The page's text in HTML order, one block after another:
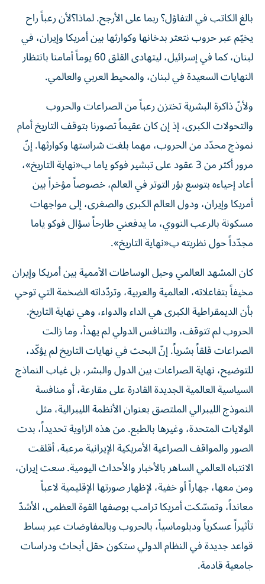
بالغ الكاتب في التفاؤل؟ ربما على الأرجح. لماذا؟لأن رعباً راح
يخيّم عبر حروب نتعثر بدخانها وكوارثها بين أمريكا وإيران، في
لبنان، كما في إسرائيل، ليتهادى القلق 60 يوماً أمامنا بانتظار
النهايات السعيدة في لبنان، والمحيط العربي والعالمي.
ولأنّ ذاكرة البشرية تختزن رعباً من الصراعات والحروب
والتحولات الكبرى، إذ إن كان عقيماً تصورنا بتوقف التاريخ أمام
نموذج محدّد من الحروب، مهما بلغت شراستها وكوارثها. إنّ
مرور أكثر من 3 عقود على تبشير فوكو ياما ب«نهاية التاريخ»،
أعاد إحياءه بتوسع بؤر التوتر في العالم، خصوصاً مؤخراً بين
أمريكا وإيران، ودول العالم الكبرى والصغرى، إلى مواجهات
مسكونة بالرعب النووي، ما يدفعني طارحاً سؤال فوكو ياما
مجدّداً حول نظريته ب«نهاية التاريخ».
كان المشهد العالمي وحبل الوساطات الأممية بين أمريكا وإيران
مخيفاً بتفاعلاته، العالمية والعربية، وتردّداته الضخمة التي توحي
بأن الديمقراطية الكبرى هي الداء والدواء، وهي نهاية التاريخ.
الحروب لم تتوقف، والتنافس الدولي لم يهدأ، وما زالت
الصراعات قلقاً بشرياً. إنّ البحث في نهايات التاريخ لم يؤكّد،
للتوضيح، نهاية الصراعات بين الدول والبشر، بل غياب النماذج
السياسية العالمية الجديدة القادرة على مقارعة، أو منافسة
النموذج الليبرالي الملتصق بعنوان الأنظمة الليبرالية، مثل
الولايات المتحدة، وغيرها بالطبع. من هذه الزاوية تحديداً، بدت
الصور والمواقف الصراعية الأمريكية الإيرانية مرعبة، أقلقت
الانتباه العالمي الساهر بالأخبار والأحداث اليومية. سعت إيران،
ومن معها، جهاراً أو خفية، لإظهار صورتها الإقليمية لاعباً
معانداً، وتمسّكت أمريكا ترامب بوصفها القوة العظمى، الأشدّ
تأثيراً عسكرياً ودبلوماسياً، بالحروب وبالمفاوضات عبر بساط
قواعد جديدة في النظام الدولي ستكون حقل أبحاث ودراسات
جامعية قادمة.